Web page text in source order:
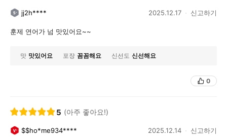
jj2h**** 2025.12.17 신고하기
훈제 연어가 넘 맛있어요~~
맛 맛있어요 포장 꼼꼼해요 신선도 신선해요
0
5 (아주 좋아요!)
$$ho*me934**** 2025.12.14 신고하기